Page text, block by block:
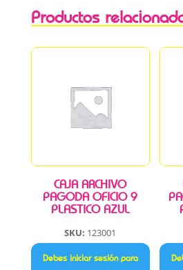
Productos
CAJA ARCHIVO
PAGODA OFICIO 9
PLASTICO AZUL
SKU: 123001
Debes iniciar sesión para